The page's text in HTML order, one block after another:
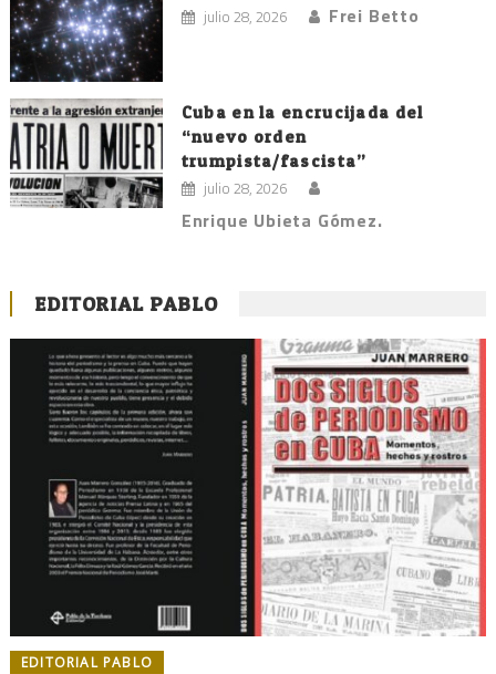
julio 28, 2026 Frei Betto
Cuba en la encrucijada del
“nuevo orden
trumpista/fascista”
julio 28, 2026
Enrique Ubieta Gómez.
EDITORIAL PABLO
EDITORIAL PABLO